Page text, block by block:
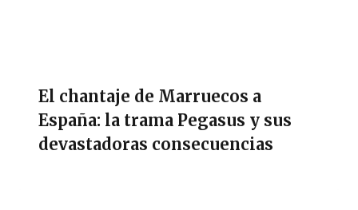
El chantaje de Marruecos a
España: la trama Pegasus y sus
devastadoras consecuencias